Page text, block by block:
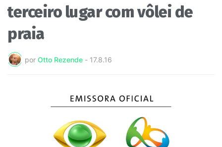
terceiro lugar com vôlei de
praia
por Otto Rezende - 17.8.16